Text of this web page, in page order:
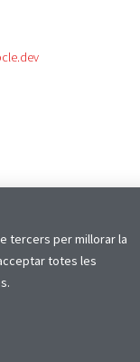
tercers per millorar la
totes les